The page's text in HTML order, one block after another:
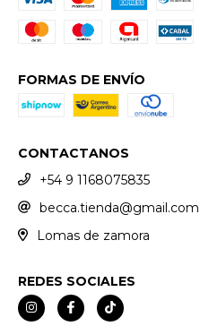
FORMAS DE ENVÍO
CONTACTANOS
+54 9 1168075835
becca.tienda@gmail.com
Lomas de zamora
REDES SOCIALES